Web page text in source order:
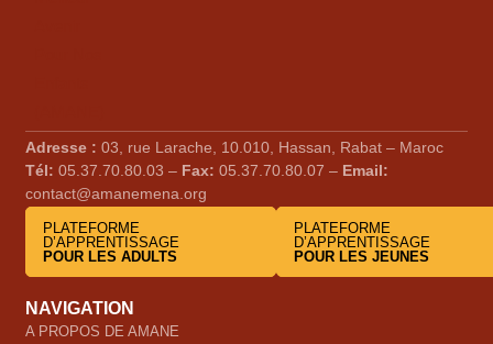
Adresse : 03, rue Larache, 10.010, Hassan, Rabat – Maroc
Tél: 05.37.70.80.03 – Fax: 05.37.70.80.07 – Email:
contact@amanemena.org
PLATEFORME
D’APPRENTISSAGE
POUR LES ADULTS
PLATEFORME
D’APPRENTISSAGE
POUR LES JEUNES
NAVIGATION
A PROPOS DE AMANE